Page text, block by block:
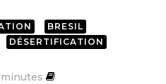
BRESIL
DÉSERTIFICATION
minutes